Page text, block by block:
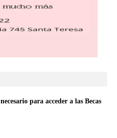
para acceder a las Becas